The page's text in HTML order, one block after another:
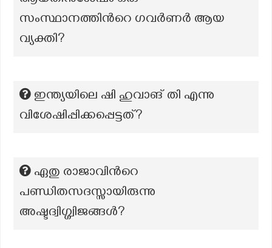
സംസ്ഥാനത്തിന്‍റെ ഗവര്‍ണര്‍ ആയ
വ്യക്തി?
ഇന്ത്യയിലെ ഷി ഹുവാങ് തി എന്നു
വിശേഷിപ്പിക്കപ്പെട്ടത്?
ഏതു രാജാവിൻറെ
പണ്ഡിതസദസ്സായിരുന്നു
അഷ്ടദ്വിഗ്ഗ്വിജങ്ങൾ?